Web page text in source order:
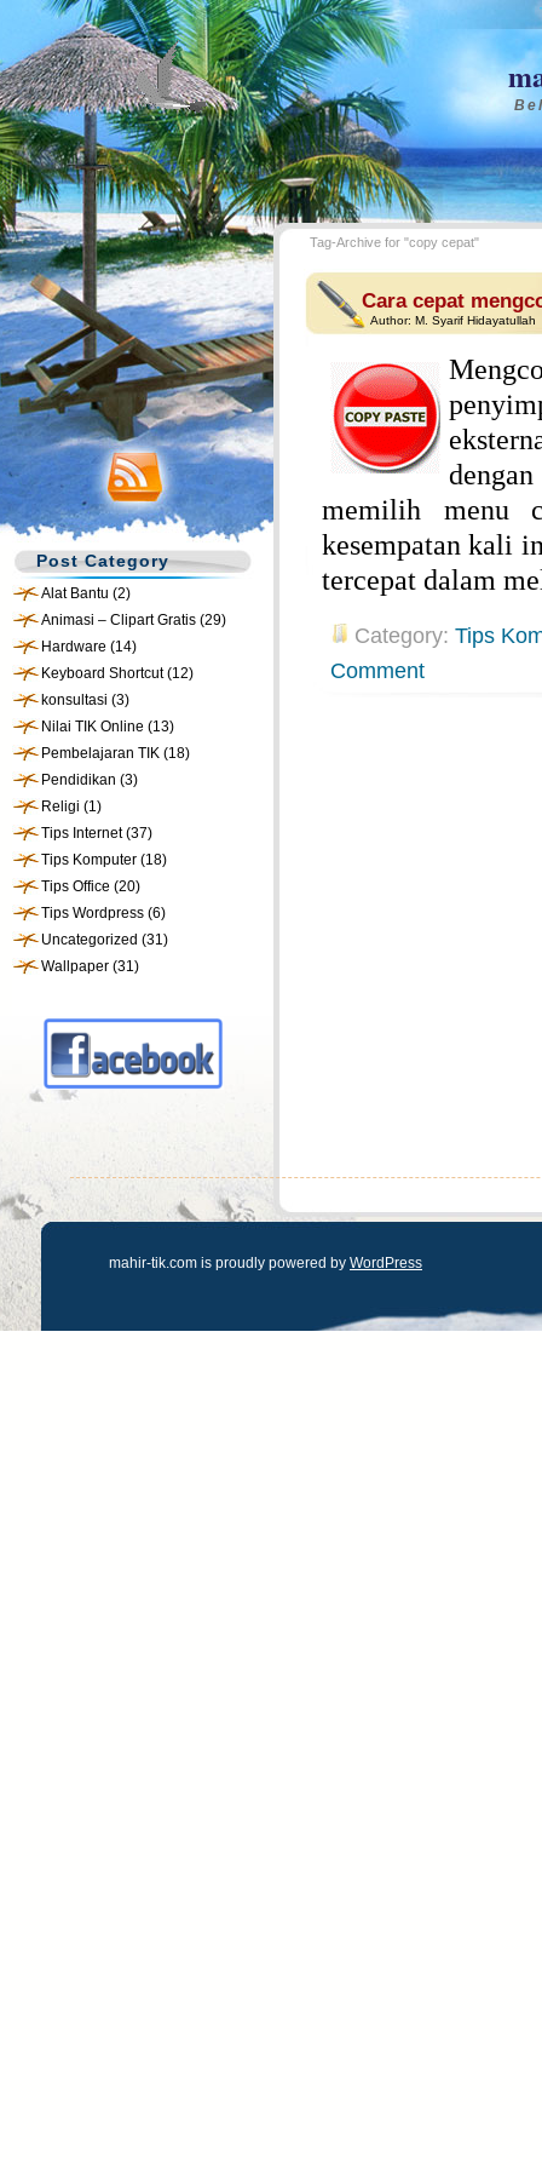
Post Category
Alat Bantu (2)
Animasi – Clipart Gratis (29)
Hardware (14)
Keyboard Shortcut(12)
konsultasi (3)
Nilai TIK Online (13)
Pembelajaran TIK (18)
Pendidikan (3)
Religi (1)
Tips Internet(37)
Tips Komputer (18)
Tips Office (20)
Tips Wordpress (6)
Uncategorized (31)
Wallpaper (31)
Tag-Archive for "copy cepat"
Cara cepat
Author: M. Syarif Hidayatullah
memilih menu
kesempatan kali
tercepat dalam
Category: Tips
Comment
mahir-tik.com is proudly powered by WordPress